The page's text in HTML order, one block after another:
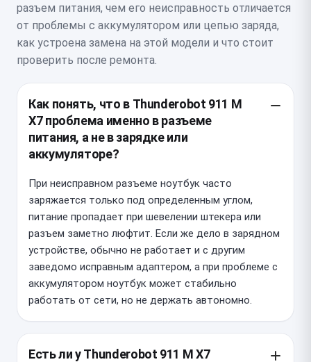
разъем питания, чем его неисправность отличается
от проблемы с аккумулятором или цепью заряда,
как устроена замена на этой модели и что стоит
проверить после ремонта.
Как понять, что в Thunderobot 911 M
X7 проблема именно в разъеме
питания, а не в зарядке или
аккумуляторе?
При неисправном разъеме ноутбук часто
заряжается только под определенным углом,
питание пропадает при шевелении штекера или
разъем заметно люфтит. Если же дело в зарядном
устройстве, обычно не работает и с другим
заведомо исправным адаптером, а при проблеме с
аккумулятором ноутбук может стабильно
работать от сети, но не держать автономно.
Есть ли у Thunderobot 911 M X7